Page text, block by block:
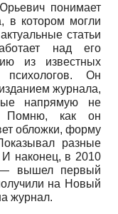
понимает
в котором могли
статьи
над его
из известных
психологов. Он
журнала,
напрямую не
Помню, как он
обложки, форму
разные
наконец, в 2010
— вышел первый
на Новый
журнал.